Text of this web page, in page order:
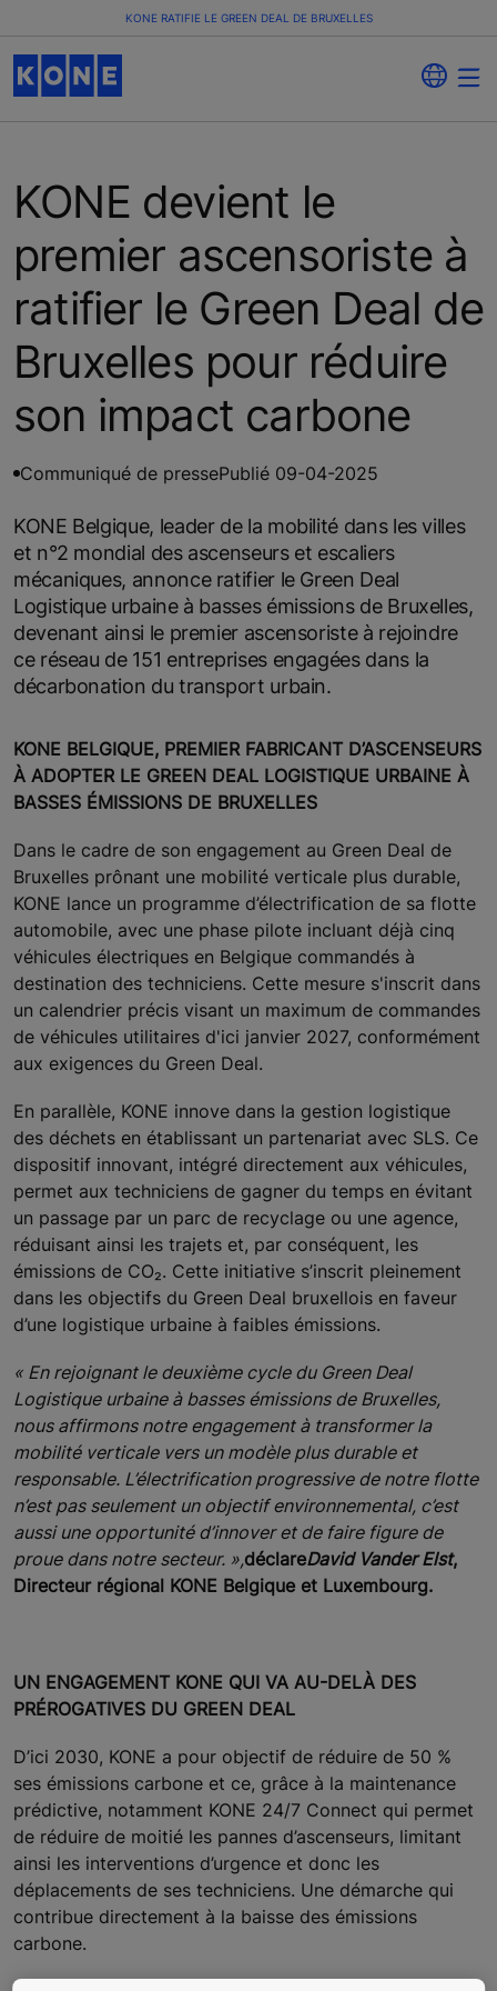
KONE RATIFIE LE GREEN DEAL DE BRUXELLES
KONE devient le
premier ascensoriste à
ratifier le Green Deal de
Bruxelles pour réduire
son impact carbone
Communiqué de pressePublié 09-04-2025
KONE Belgique, leader de la mobilité dans les villes
et n°2 mondial des ascenseurs et escaliers
mécaniques, annonce ratifier le Green Deal
Logistique urbaine à basses émissions de Bruxelles,
devenant ainsi le premier ascensoriste à rejoindre
ce réseau de 151 entreprises engagées dans la
décarbonation du transport urbain.
KONE BELGIQUE, PREMIER FABRICANT D’ASCENSEURS
À ADOPTER LE GREEN DEAL LOGISTIQUE URBAINE À
BASSES ÉMISSIONS DE BRUXELLES
Dans le cadre de son engagement au Green Deal de
Bruxelles prônant une mobilité verticale plus durable,
KONE lance un programme d’électrification de sa flotte
automobile, avec une phase pilote incluant déjà cinq
véhicules électriques en Belgique commandés à
destination des techniciens. Cette mesure s'inscrit dans
un calendrier précis visant un maximum de commandes
de véhicules utilitaires d'ici janvier 2027, conformément
aux exigences du Green Deal.
En parallèle, KONE innove dans la gestion logistique
des déchets en établissant un partenariat avec SLS. Ce
dispositif innovant, intégré directement aux véhicules,
permet aux techniciens de gagner du temps en évitant
un passage par un parc de recyclage ou une agence,
réduisant ainsi les trajets et, par conséquent, les
émissions de CO₂. Cette initiative s’inscrit pleinement
dans les objectifs du Green Deal bruxellois en faveur
d’une logistique urbaine à faibles émissions.
« En rejoignant le deuxième cycle du Green Deal
Logistique urbaine à basses émissions de Bruxelles,
nous affirmons notre engagement à transformer la
mobilité verticale vers un modèle plus durable et
responsable. L’électrification progressive de notre flotte
n’est pas seulement un objectif environnemental, c’est
aussi une opportunité d’innover et de faire figure de
proue dans notre secteur. »,déclareDavid Vander Elst,
Directeur régional KONE Belgique et Luxembourg.
UN ENGAGEMENT KONE QUI VA AU-DELÀ DES
PRÉROGATIVES DU GREEN DEAL
D’ici 2030, KONE a pour objectif de réduire de 50 %
ses émissions carbone et ce, grâce à la maintenance
prédictive, notamment KONE 24/7 Connect qui permet
de réduire de moitié les pannes d’ascenseurs, limitant
ainsi les interventions d’urgence et donc les
déplacements de ses techniciens. Une démarche qui
contribue directement à la baisse des émissions
carbone.